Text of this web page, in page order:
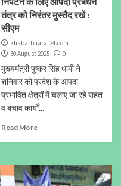
तंत्र को निरंतर मुस्तैद रखें :
सीएम
khabarbharat24.com
30 August 2025
0
मुख्यमंत्री पुष्कर सिंह धामी ने
शनिवार को प्रदेश के आपदा
प्रभावित क्षेत्रों में चलाए जा रहे राहत
व बचाव कार्यों...
Read More